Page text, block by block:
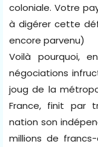
coloniale. Votre
à digérer cette
encore parvenu)
Voilà pourquoi,
négociations
joug de la
France, finit par
nation son
millions de